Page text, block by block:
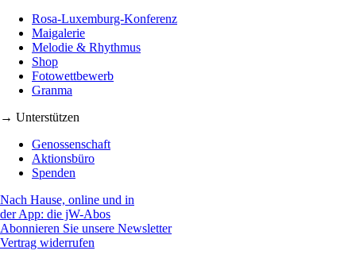
Rosa-Luxemburg-Konferenz
Maigalerie
Melodie & Rhythmus
Shop
Fotowettbewerb
Granma
→ Unterstützen
Genossenschaft
Aktionsbüro
Spenden
Nach Hause, online und in
der App: die jW-Abos
Abonnieren Sie unsere Newsletter
Vertrag widerrufen